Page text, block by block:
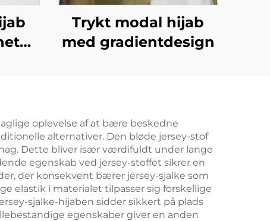
Trykt modal hijab
med gradientdesign
oplevelse af at bære beskedne
alternativer. Den bløde jersey-stof
Dette bliver især værdifuldt under lange
egenskab ved jersey-stoffet sikrer en
der konsekvent bærer jersey-sjalke som
elastik i materialet tilpasser sig forskellige
sjalke-hijaben sidder sikkert på plads
egenskaber giver en anden